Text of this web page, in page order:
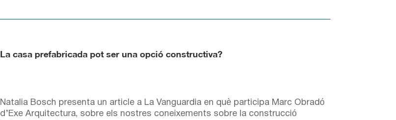
La casa prefabricada pot ser una opció constructiva?
Natalia Bosch presenta un article a La Vanguardia en què participa Marc Obradó
d’Exe Arquitectura, sobre els nostres coneixements sobre la construcció